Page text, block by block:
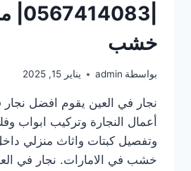
خشب
بواسطة admin يناير 15, 2025
نجار في العين يقوم افضل نجار
أعمال النجارة وتركيب ابواب
وتفصيل كبتات واثاث منزلي
خشب في الامارات. نجار في